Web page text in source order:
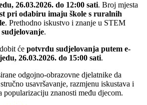
26.03.2026. do 12:00 sati. Broj mjesta
pri odabiru imaju škole s ruralnih
. Prethodno iskustvo i znanje u STEM
.
će potvrdu sudjelovanja putem e-
26.03.2026. do 15:00 sati.
odgojno-obrazovne djelatnike da
usavršavanje, razmjenu iskustava i
popularizaciju znanosti među djecom.